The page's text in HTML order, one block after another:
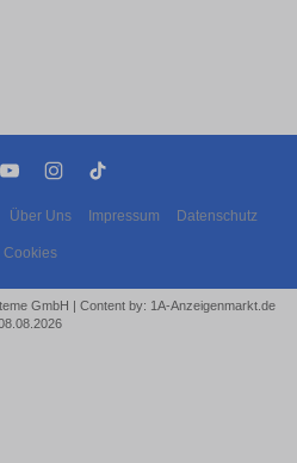
Über Uns Impressum Datenschutz
Cookies
GmbH | Content by: 1A-Anzeigenmarkt.de